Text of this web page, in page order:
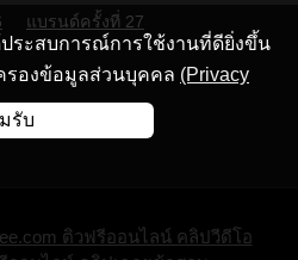
แบรนด์ครั้งที่ 27
ระสบการณ์การใช้งานที่ดียิ่งขึ้น
รองข้อมูลส่วนบุคคล (Privacy
รับ
ติวฟรีออนไลน์ คลิปวีดีโอ